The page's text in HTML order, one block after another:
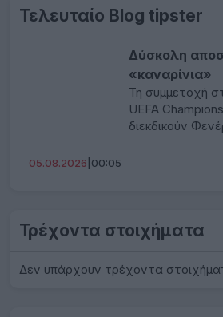
Τελευταίο Blog tipster
Δύσκολη
«καναρίνια»
Τη συμμετοχή
UEFA
διεκδικούν
αυστριακούς
μετρώντας
εναντίον της
05.08.2026 00:05
Τρέχοντα στοιχήματα
Δεν υπάρχουν τρέχοντα